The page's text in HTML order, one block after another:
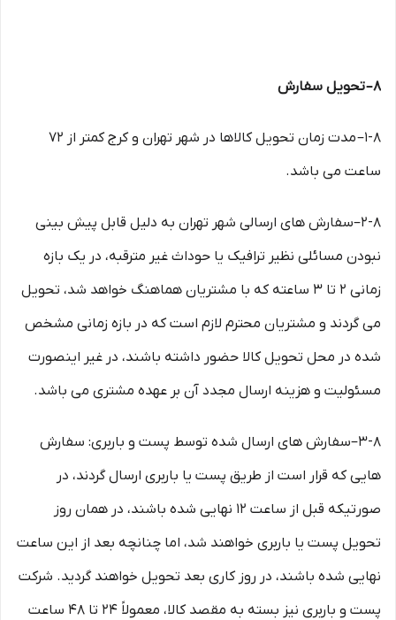
۸– تحویل سفارش
۱-۸– مدت زمان تحویل کالاها در شهر تهران و کرج کمتر از 72
ساعت می باشد.
۲-۸–سفارش های ارسالی شهر تهران به دلیل قابل پیش بینی
نبودن مسائلی نظیر ترافیک یا حوداث غیر مترقبه، در یک بازه
زمانی ۲ تا ۳ ساعته که با مشتریان هماهنگ خواهد شد، تحویل
می گردند و مشتریان محترم لازم است که در بازه زمانی مشخص
شده در محل تحویل کالا حضور داشته باشند، در غیر اینصورت
مسئولیت و هزینه ارسال مجدد آن بر عهده مشتری می باشد.
۳-۸–سفارش های ارسال شده توسط پست و باربری: سفارش
هایی که قرار است از طریق پست یا باربری ارسال گردند، در
صورتیکه قبل از ساعت ۱۲ نهایی شده باشند، در همان روز
تحویل پست یا باربری خواهند شد، اما چنانچه بعد از این ساعت
نهایی شده باشند، در روز کاری بعد تحویل خواهند گردید. شرکت
پست و باربری نیز بسته به مقصد کالا، معمولاً ۲۴ تا ۴۸ ساعت